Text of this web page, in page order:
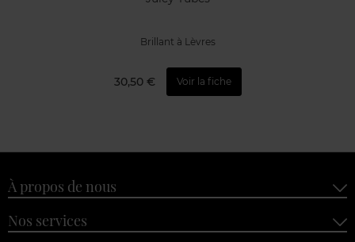
Brillant à Lèvres
30,50 € Voir la fiche
À propos de nous
Nos services